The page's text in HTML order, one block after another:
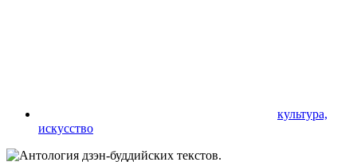
культура,
искусство